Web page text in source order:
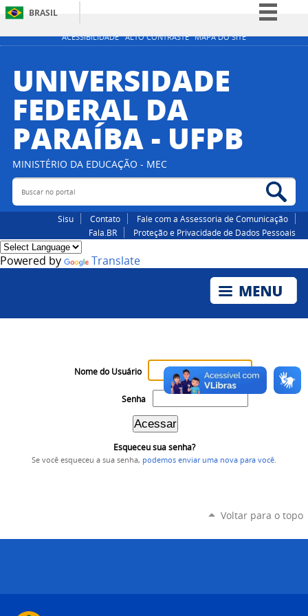
ACESSIBILIDADE ALTO CONTRASTE MAPA DO SITE
BRASIL
Simplifique!
Participe
Acesso à informação
Canais
UNIVERSIDADE
FEDERAL DA
PARAÍBA - UFPB
MINISTÉRIO DA EDUCAÇÃO - MEC
Buscar no portal
Sisu Contato
Fale com a Assessoria de Comunicação
Fala.BR
Proteção e Privacidade de Dados Pessoais
Powered by Translate
Nome do Usuário
Senha
Esqueceu sua senha?
Se você esqueceu a sua senha, podemos enviar uma nova para você
Voltar para o topo